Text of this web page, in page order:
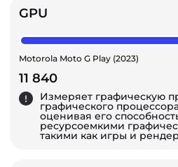
GPU
Motorola Moto G Play (2023)
11 840
Измеряет графическую
графического
оценивая его
ресурсоемкими
такими как игры и